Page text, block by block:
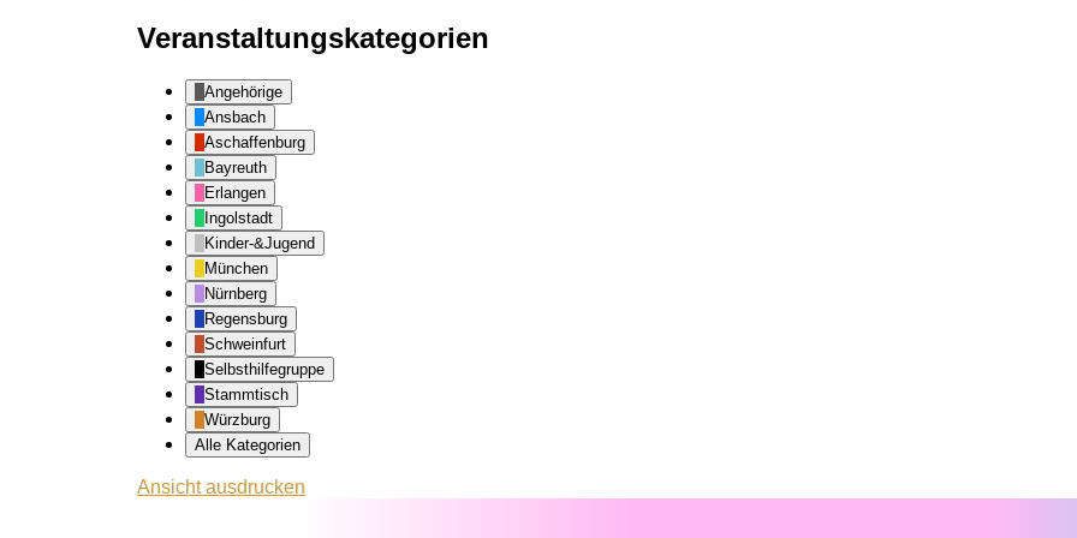
Veranstaltungskategorien
Angehörige
Ansbach
Aschaffenburg
Bayreuth
Erlangen
Ingolstadt
Kinder-&Jugend
München
Nürnberg
Regensburg
Schweinfurt
Selbsthilfegruppe
Stammtisch
Würzburg
Alle Kategorien
Ansichtausdrucken